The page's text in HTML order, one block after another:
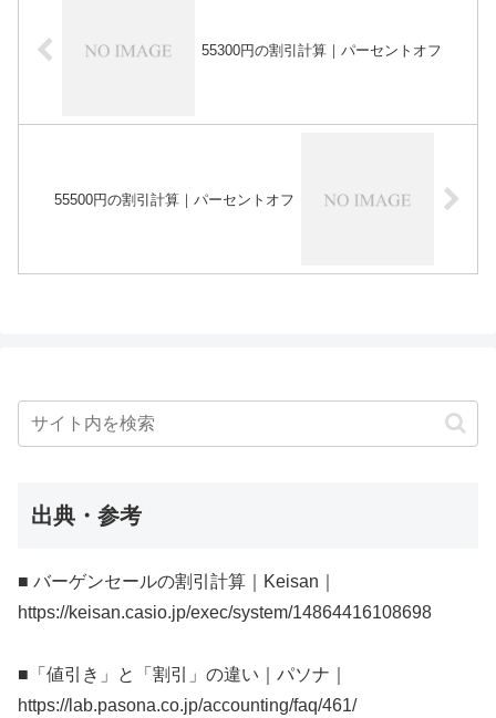
55300円の割引計算｜パーセントオフ
55500円の割引計算｜パーセントオフ
出典・参考
■ バーゲンセールの割引計算｜Keisan｜
https://keisan.casio.jp/exec/system/14864416108698
■「値引き」と「割引」の違い｜パソナ｜
https://lab.pasona.co.jp/accounting/faq/461/